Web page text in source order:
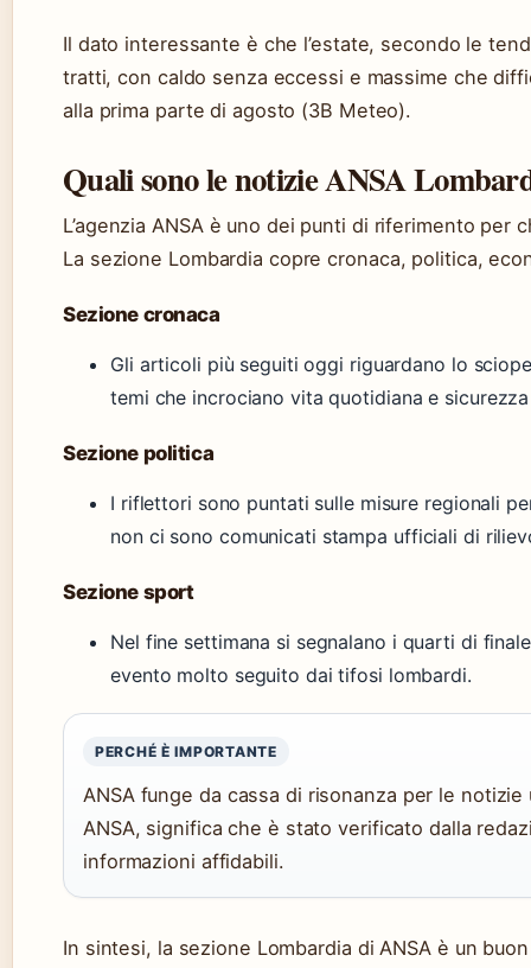
Il dato interessante è che l’estate, secondo le
tratti, con caldo senza eccessi e massime che
alla prima parte di agosto (3B Meteo).
Quali sono le notizie ANSA
L’agenzia ANSA è uno dei punti di riferimento
La sezione Lombardia copre cronaca, politica,
Sezione cronaca
Gli articoli più seguiti oggi riguardano lo
temi che incrociano vita quotidiana e
Sezione politica
I riflettori sono puntati sulle misure regionali
non ci sono comunicati stampa ufficiali di
Sezione sport
Nel fine settimana si segnalano i quarti di
evento molto seguito dai tifosi lombardi.
PERCHÉ È IMPORTANTE
ANSA funge da cassa di risonanza per le
ANSA, significa che è stato verificato dalla
informazioni affidabili.
In sintesi, la sezione Lombardia di ANSA è un